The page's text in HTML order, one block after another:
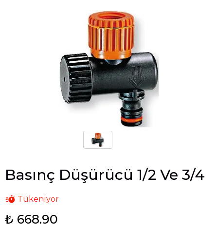
Basınç Düşürücü 1/2 Ve 3/4
Tükeniyor
₺ 668.90